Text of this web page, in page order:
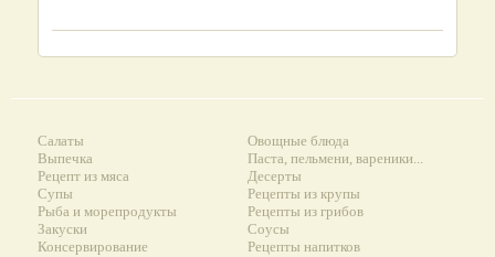
Салаты
Выпечка
Рецепт из мяса
Супы
Рыба и морепродукты
Закуски
Консервирование
Овощные блюда
Паста, пельмени, вареники...
Десерты
Рецепты из крупы
Рецепты из грибов
Соусы
Рецепты напитков